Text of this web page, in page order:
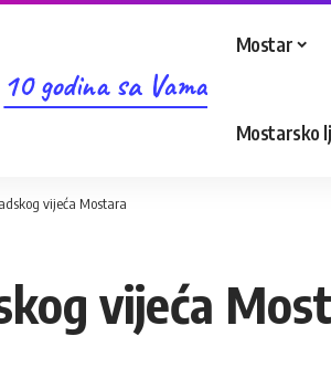
10 godina sa Vama
Mostar
Mostarsko
vijeća Mostara
vijeća